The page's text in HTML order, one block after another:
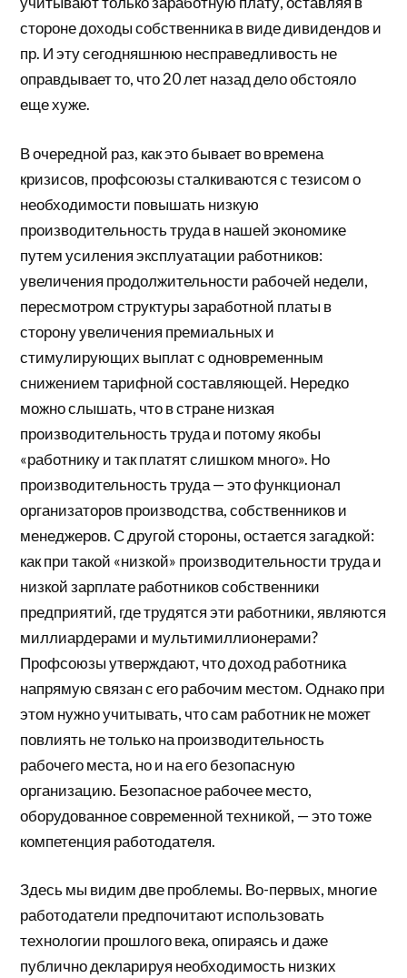
стороне доходы собственника в виде дивидендов и
пр. И эту сегодняшнюю несправедливость не
оправдывает то, что 20 лет назад дело обстояло
еще хуже.
В очередной раз, как это бывает во времена
кризисов, профсоюзы сталкиваются с тезисом о
необходимости повышать низкую
производительность труда в нашей экономике
путем усиления эксплуатации работников:
увеличения продолжительности рабочей недели,
пересмотром структуры заработной платы в
сторону увеличения премиальных и
стимулирующих выплат с одновременным
снижением тарифной составляющей. Нередко
можно слышать, что в стране низкая
производительность труда и потому якобы
«работнику и так платят слишком много». Но
производительность труда — это функционал
организаторов производства, собственников и
менеджеров. С другой стороны, остается загадкой:
как при такой «низкой» производительности труда и
низкой зарплате работников собственники
предприятий, где трудятся эти работники, являются
миллиардерами и мультимиллионерами?
Профсоюзы утверждают, что доход работника
напрямую связан с его рабочим местом. Однако при
этом нужно учитывать, что сам работник не может
повлиять не только на производительность
рабочего места, но и на его безопасную
организацию. Безопасное рабочее место,
оборудованное современной техникой, — это тоже
компетенция работодателя.
Здесь мы видим две проблемы. Во-первых, многие
работодатели предпочитают использовать
технологии прошлого века, опираясь и даже
публично декларируя необходимость низких